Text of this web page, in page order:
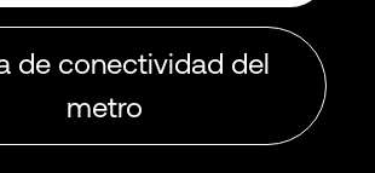
de conectividad del
metro